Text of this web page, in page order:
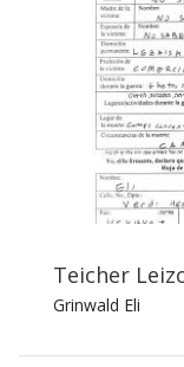
Teicher
Grinwald Eli